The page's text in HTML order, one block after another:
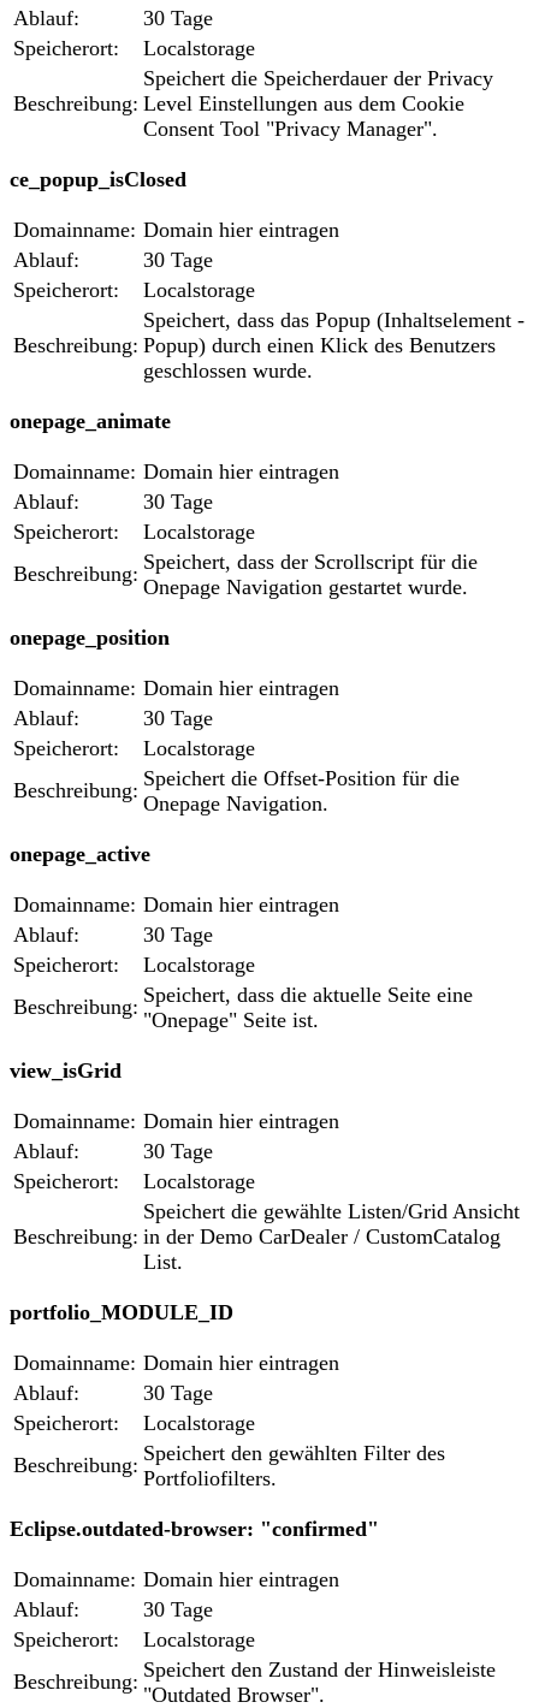
Ablauf:
30 Tage
Speicherort:
Localstorage
Beschreibung:
Speichert die Speicherdauer der Privacy
Level Einstellungen aus dem Cookie
Consent Tool "Privacy Manager".
ce_popup_isClosed
Domainname: Domain hier eintragen
Ablauf:
30 Tage
Speicherort:
Localstorage
Beschreibung:
Speichert, dass das Popup (Inhaltselement -
Popup) durch einen Klick des Benutzers
geschlossen wurde.
onepage_animate
Domainname: Domain hier eintragen
Ablauf:
30 Tage
Speicherort:
Localstorage
Beschreibung: Speichert, dass der Scrollscript für die
Onepage Navigation gestartet wurde.
onepage_position
Domainname: Domain hier eintragen
Ablauf:
30 Tage
Speicherort:
Localstorage
Beschreibung: Speichert die Offset-Position für die
Onepage Navigation.
onepage_active
Domainname: Domain hier eintragen
Ablauf:
30 Tage
Speicherort:
Localstorage
Beschreibung: Speichert, dass die aktuelle Seite eine
"Onepage" Seite ist.
view_isGrid
Domainname: Domain hier eintragen
Ablauf:
30 Tage
Speicherort:
Localstorage
Beschreibung:
Speichert die gewählte Listen/Grid Ansicht
in der Demo CarDealer / CustomCatalog
List.
portfolio_MODULE_ID
Domainname: Domain hier eintragen
Ablauf:
30 Tage
Speicherort:
Localstorage
Beschreibung: Speichert den gewählten Filter des
Portfoliofilters.
Eclipse.outdated-browser: "confirmed"
Domainname: Domain hier eintragen
Ablauf:
30 Tage
Speicherort:
Localstorage
Beschreibung: Speichert den Zustand der Hinweisleiste
"Outdated Browser".